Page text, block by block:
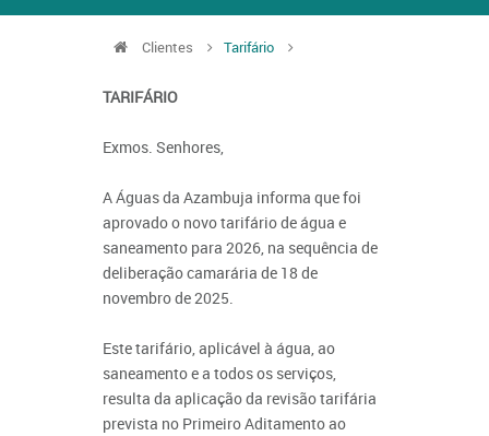
Clientes Tarifário
TARIFÁRIO
Exmos. Senhores,
A Águas da Azambuja informa que foi
aprovado o novo tarifário de água e
saneamento para 2026, na sequência de
deliberação camarária de 18 de
novembro de 2025.
Este tarifário, aplicável à água, ao
saneamento e a todos os serviços,
resulta da aplicação da revisão tarifária
prevista no Primeiro Aditamento ao